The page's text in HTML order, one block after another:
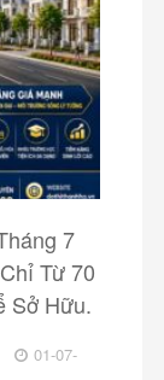
7
Từ 70
Sở Hữu.
01-07-